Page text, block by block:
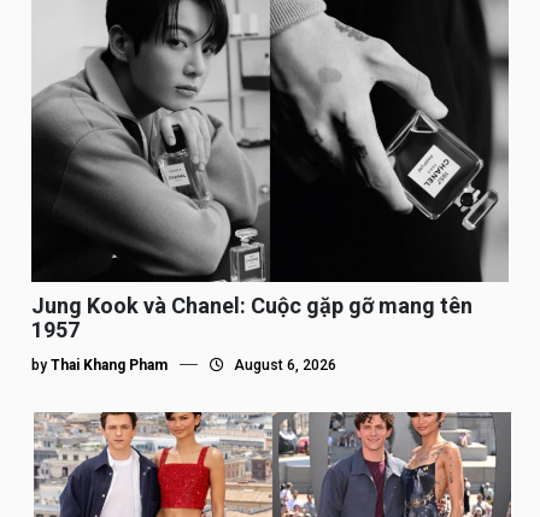
Jung Kook và Chanel: Cuộc gặp gỡ mang tên
1957
by Thai Khang Pham August 6, 2026